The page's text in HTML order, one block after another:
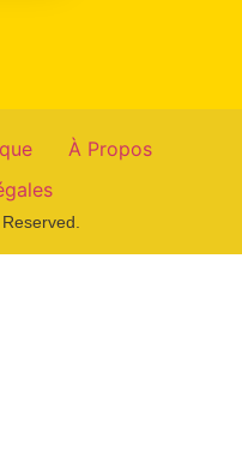
À Propos